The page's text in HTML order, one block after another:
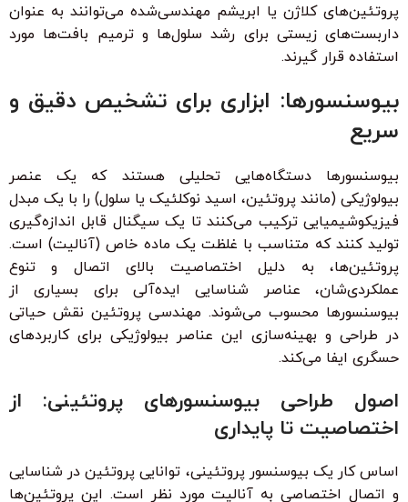
پروتئین‌های کلاژن یا ابریشم مهندسی‌شده می‌توانند به عنوان
داربست‌های زیستی برای رشد سلول‌ها و ترمیم بافت‌ها مورد
استفاده قرار گیرند.
بیوسنسورها: ابزاری برای تشخیص دقیق و
سریع
بیوسنسورها دستگاه‌هایی تحلیلی هستند که یک عنصر
بیولوژیکی (مانند پروتئین، اسید نوکلئیک یا سلول) را با یک مبدل
فیزیکوشیمیایی ترکیب می‌کنند تا یک سیگنال قابل اندازه‌گیری
تولید کنند که متناسب با غلظت یک ماده خاص (آنالیت) است.
پروتئین‌ها، به دلیل اختصاصیت بالای اتصال و تنوع
عملکردی‌شان، عناصر شناسایی ایده‌آلی برای بسیاری از
بیوسنسورها محسوب می‌شوند. مهندسی پروتئین نقش حیاتی
در طراحی و بهینه‌سازی این عناصر بیولوژیکی برای کاربردهای
حسگری ایفا می‌کند.
اصول طراحی بیوسنسورهای پروتئینی: از
اختصاصیت تا پایداری
اساس کار یک بیوسنسور پروتئینی، توانایی پروتئین در شناسایی
و اتصال اختصاصی به آنالیت مورد نظر است. این پروتئین‌ها